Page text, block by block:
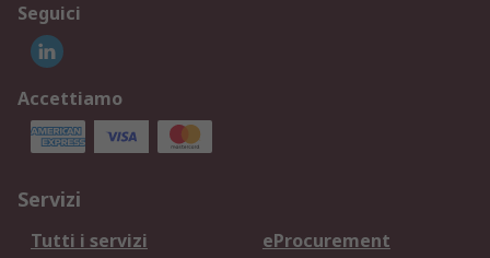
Seguici
Accettiamo
Servizi
Tutti i servizi
eProcurement